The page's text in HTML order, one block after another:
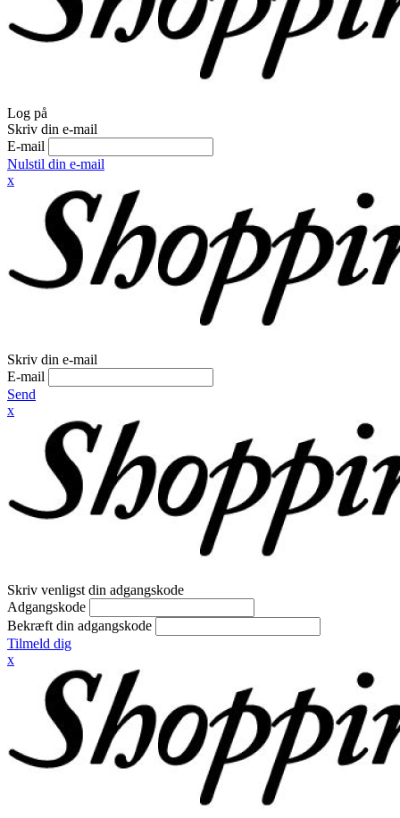
Log på
Skriv din e-mail
E-mail
Nulstil din e-mail
x
Skriv din e-mail
E-mail
Send
x
Skriv venligst din adgangskode
Adgangskode
Bekræft din adgangskode
Tilmeld dig
x